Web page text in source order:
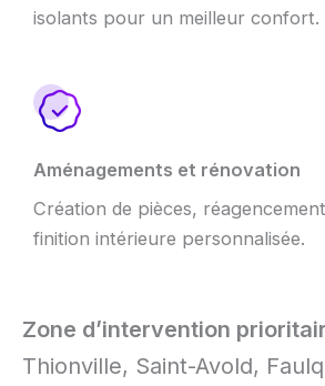
isolants pour un meilleur confort.
Aménagements et rénovation
Création de pièces, réagencement
finition intérieure personnalisée.
Zone d’intervention
Thionville, Saint-Avold,